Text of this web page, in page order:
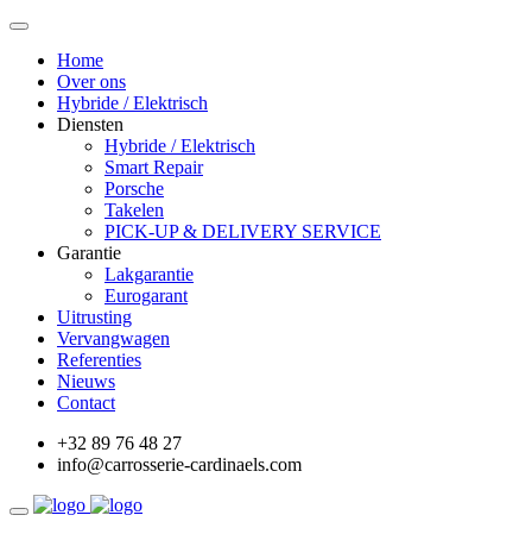
Home
Over ons
Hybride / Elektrisch
Diensten
Hybride / Elektrisch
Smart Repair
Porsche
Takelen
PICK-UP & DELIVERY SERVICE
Garantie
Lakgarantie
Eurogarant
Uitrusting
Vervangwagen
Referenties
Nieuws
Contact
+32 89 76 48 27
info@carrosserie-cardinaels.com